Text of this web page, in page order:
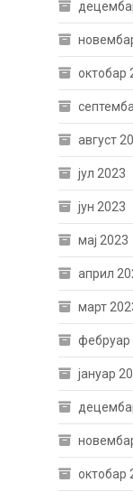
октобар
август
јул 2023
јун 2023
мај 2023
април
март
фебруар
јануар
октобар